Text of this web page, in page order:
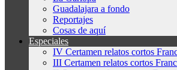
Guadalajara a fondo
Reportajes
Cosas de aquí
Especiales
IV Certamen relatos cortos
III Certamen relatos cortos